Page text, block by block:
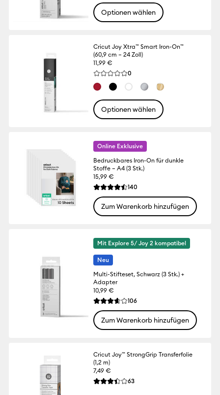
Optionen wählen
Cricut Joy Xtra™ Smart Iron-On™
(60,9 cm – 24 Zoll)
11,99 €
Die durchschnittliche Bewertung für
0
Optionen wählen
Online Exklusive
Bedruckbares Iron-On für dunkle
Stoffe – A4 (3 Stk.)
15,99 €
Die durchschnittliche Bewertung für
140
Zum Warenkorb hinzufügen
Mit Explore 5/ Joy 2 kompatibel
Neu
Multi-Stifteset, Schwarz (3 Stk.) +
Adapter
10,99 €
Die durchschnittliche Bewertung für
106Reviews
Zum Warenkorb hinzufügen
Cricut Joy™ StrongGrip Transferfolie
(1,2 m)
7,49 €
Die durchschnittliche Bewertung für
63Reviews